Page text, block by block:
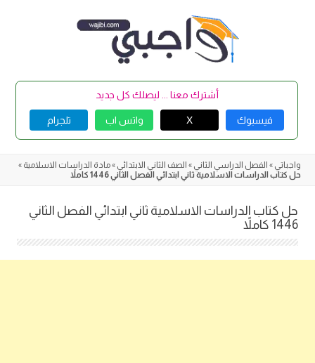
أشترك معنا ... ليصلك كل جديد
فيسبوك X واتس اب تلجرام
واجباتي » الفصل الدراسي الثاني » الصف الثاني الابتدائي »مادة الدراسات الاسلامية »
حل كتاب الدراسات الاسلامية ثاني ابتدائي الفصل الثاني 1446 كاملاً
حل كتاب الدراسات الاسلامية ثاني ابتدائي الفصل الثاني
1446 كاملاً